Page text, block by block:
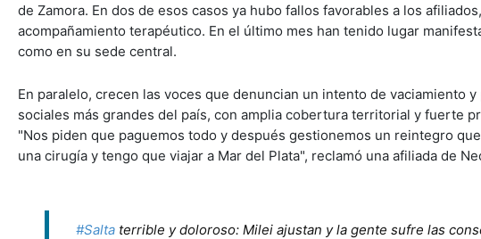
de Zamora. En dos de esos casos ya hubo fallos favorables a los
acompañamiento terapéutico. En el último mes han tenido lugar
como en su sede central.
En paralelo, crecen las voces que denuncian un intento de vaciamiento
sociales más grandes del país, con amplia cobertura territorial y fuerte
"Nos piden que paguemos todo y después gestionemos un reintegro
una cirugía y tengo que viajar a Mar del Plata", reclamó una afiliada de
#Salta terrible y doloroso: Milei ajustan y la gente sufre las